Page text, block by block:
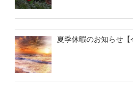
夏季休暇のお知らせ【